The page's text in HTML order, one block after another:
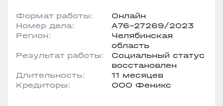
Формат работы:
Онлайн
Номер дела:
А76-27269/2023
Регион:
Челябинская
область
Результат работы:
Социальный статус
восстановлен
Длительность:
11 месяцев
Кредиторы:
ООО Феникс